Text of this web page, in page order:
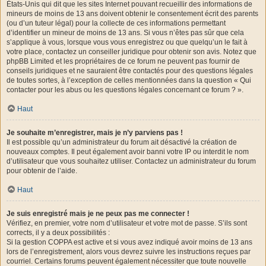
États-Unis qui dit que les sites Internet pouvant recueillir des informations de
mineurs de moins de 13 ans doivent obtenir le consentement écrit des parents
(ou d’un tuteur légal) pour la collecte de ces informations permettant
d’identifier un mineur de moins de 13 ans. Si vous n’êtes pas sûr que cela
s’applique à vous, lorsque vous vous enregistrez ou que quelqu’un le fait à
votre place, contactez un conseiller juridique pour obtenir son avis. Notez que
phpBB Limited et les propriétaires de ce forum ne peuvent pas fournir de
conseils juridiques et ne sauraient être contactés pour des questions légales
de toutes sortes, à l’exception de celles mentionnées dans la question « Qui
contacter pour les abus ou les questions légales concernant ce forum ? ».
Haut
Je souhaite m’enregistrer, mais je n’y parviens pas !
Il est possible qu’un administrateur du forum ait désactivé la création de
nouveaux comptes. Il peut également avoir banni votre IP ou interdit le nom
d’utilisateur que vous souhaitez utiliser. Contactez un administrateur du forum
pour obtenir de l’aide.
Haut
Je suis enregistré mais je ne peux pas me connecter !
Vérifiez, en premier, votre nom d’utilisateur et votre mot de passe. S’ils sont
corrects, il y a deux possibilités :
Si la gestion COPPA est active et si vous avez indiqué avoir moins de 13 ans
lors de l’enregistrement, alors vous devrez suivre les instructions reçues par
courriel. Certains forums peuvent également nécessiter que toute nouvelle